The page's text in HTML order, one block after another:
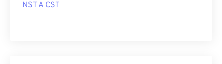
NST A CST